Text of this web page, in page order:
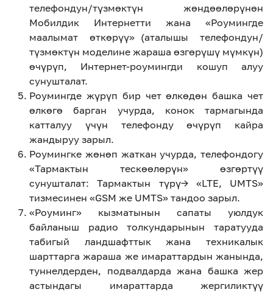
телефондун/түзмөктүн жөндөөлөрүнөн
Мобилдик Интернетти жана «Роумингде
маалымат өткөрүү» (аталышы телефондун/
түзмөктүн моделине жараша өзгөрүшү мүмкүн)
өчүрүп, Интернет-роумингди кошуп алуу
сунушталат.
Роумингде жүрүп бир чет өлкөдөн башка чет
өлкөгө барган учурда, конок тармагында
катталуу үчүн телефонду өчүрүп кайра
жандыруу зарыл.
Роумингке жөнөп жаткан учурда, телефондогу
«Тармактын тескөөлөрүн» өзгөртүү
сунушталат: Тармактын түрү-> «LTE, UMTS»
тизмесинен «GSM же UMTS» тандоо зарыл.
«Роуминг» кызматынын сапаты уюлдук
байланыш радио толкундарынын таратууда
табигый ландшафттык жана техникалык
шарттарга жараша же имараттардын жанында,
туннелдерден, подвалдарда жана башка жер
астындагы имараттарда жергиликтүү